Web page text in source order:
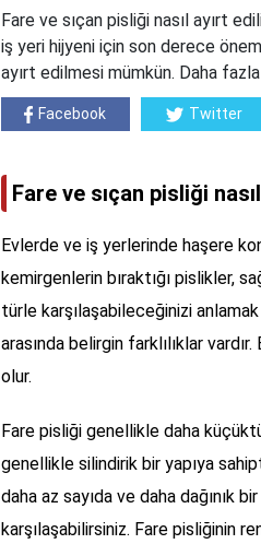
Fare ve sıçan pisliği nasıl ayırt
iş yeri hijyeni için son derece
ayırt edilmesi mümkün. Daha
Facebook Twitter
Fare ve sıçan pisliği
Evlerde ve iş yerlerinde haşere
kemirgenlerin bıraktığı pislikler,
türle karşılaşabileceğinizi
arasında belirgin farklılıklar
olur.
Fare pisliği genellikle daha
genellikle silindirik bir yapıya
daha az sayıda ve daha dağınık
karşılaşabilirsiniz. Fare pisliğinin